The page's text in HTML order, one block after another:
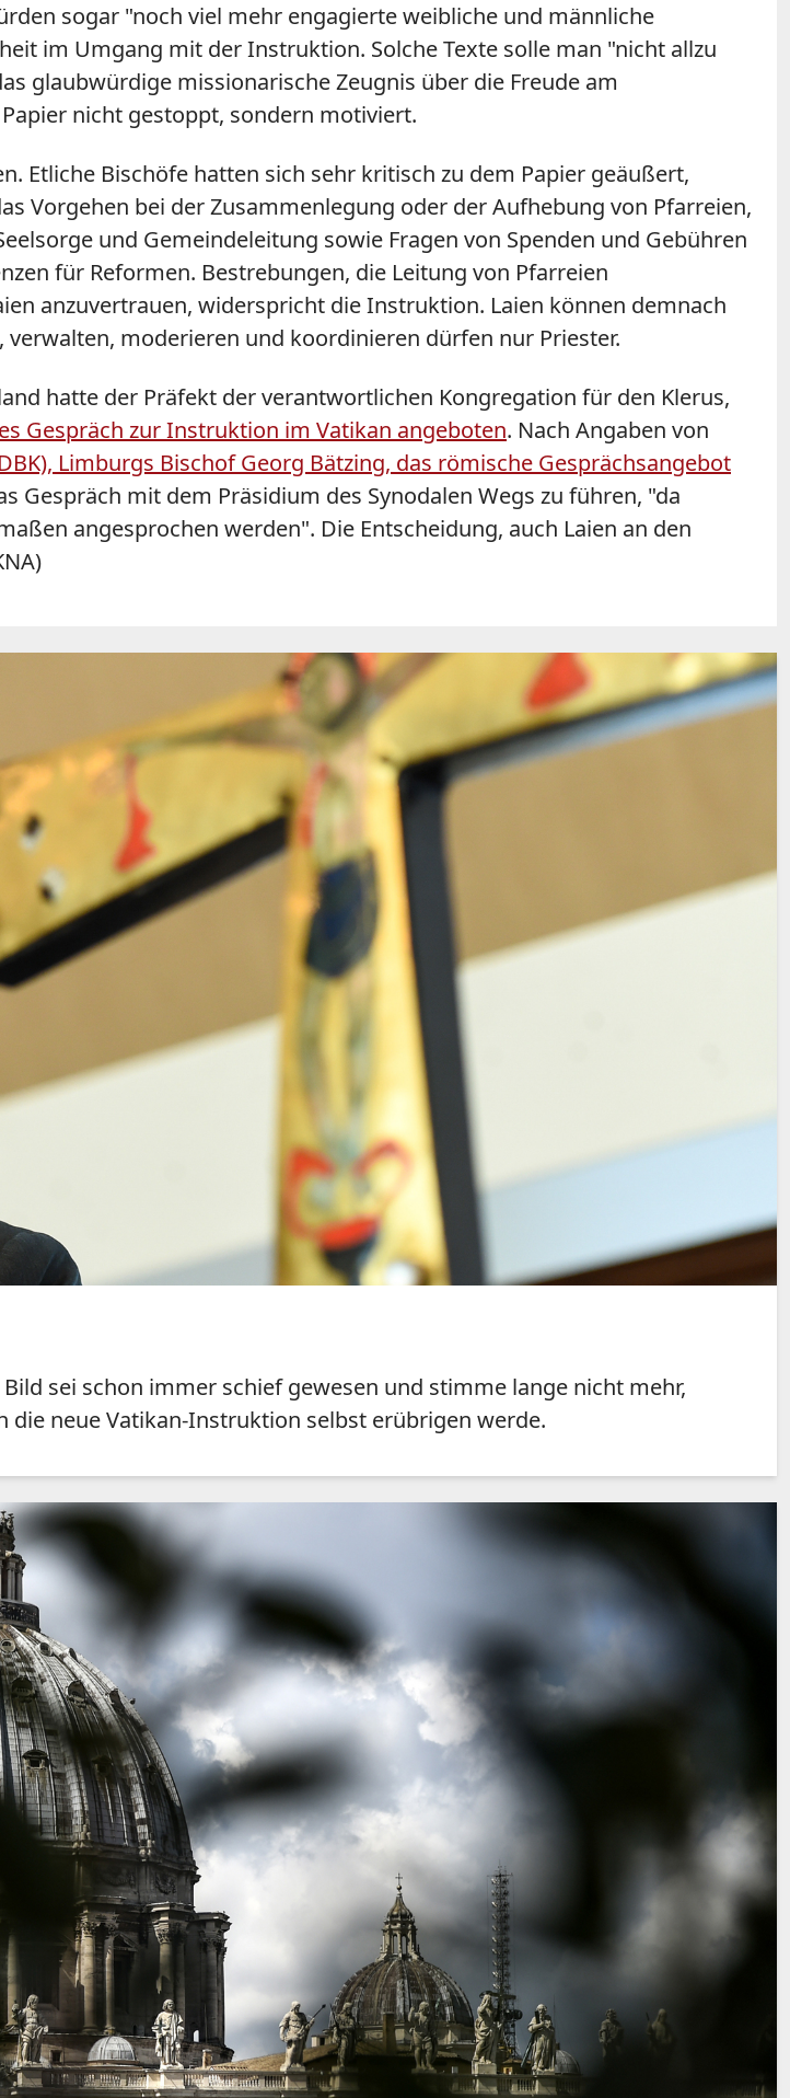
sogar "noch viel mehr engagierte weibliche und männliche
im Umgang mit der Instruktion. Solche Texte solle man "nicht allzu
glaubwürdige missionarische Zeugnis über die Freude am
nicht gestoppt, sondern motiviert.
Etliche Bischöfe hatten sich sehr kritisch zu dem Papier geäußert,
Vorgehen bei der Zusammenlegung oder der Aufhebung von Pfarreien,
und Gemeindeleitung sowie Fragen von Spenden und Gebühren
für Reformen. Bestrebungen, die Leitung von Pfarreien
anzuvertrauen, widerspricht die Instruktion. Laien können demnach
moderieren und koordinieren dürfen nur Priester.
hatte der Präfekt der verantwortlichen Kongregation für den Klerus,
Gespräch zur Instruktion im Vatikan angeboten. Nach Angaben von
Limburgs Bischof Georg Bätzing, das römische Gesprächsangebot
Gespräch mit dem Präsidium des Synodalen Wegs zu führen, "da
angesprochen werden". Die Entscheidung, auch Laien an den
sei schon immer schief gewesen und stimme lange nicht mehr,
die neue Vatikan-Instruktion selbst erübrigen werde.